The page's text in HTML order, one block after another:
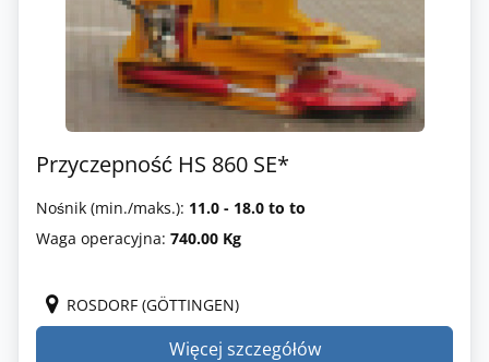
Przyczepność HS 860 SE*
Nośnik (min./maks.): 11.0 - 18.0 to to
Waga operacyjna: 740.00 Kg
ROSDORF (GÖTTINGEN)
Więcej szczegółów